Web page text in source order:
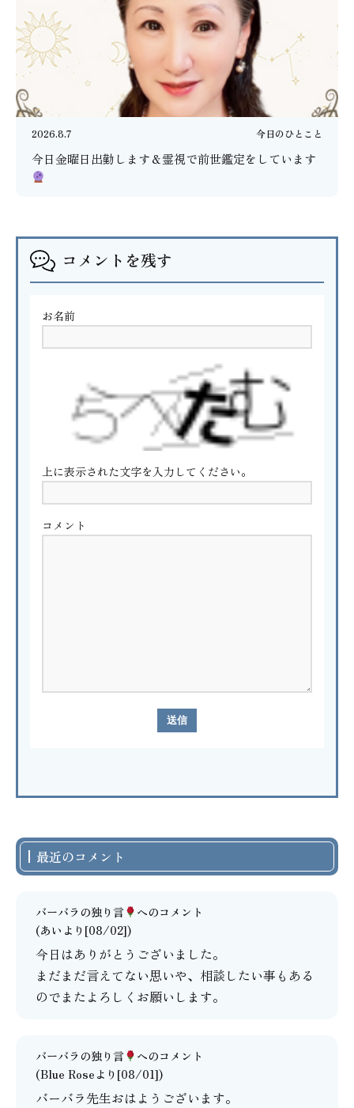
2026.8.7 今日のひとこと
今日金曜日出勤します＆霊視で前世鑑定をしています
コメントを残す
お名前
上に表示された文字を入力してください。
コメント
最近のコメント
バーバラの独り言
へのコメント
(あいより[08/02])
今日はありがとうございました。
まだまだ言えてない思いや、相談したい事もある
のでまたよろしくお願いします。
バーバラの独り言
へのコメント
(Blue Roseより[08/01])
バーバラ先生おはようございます。